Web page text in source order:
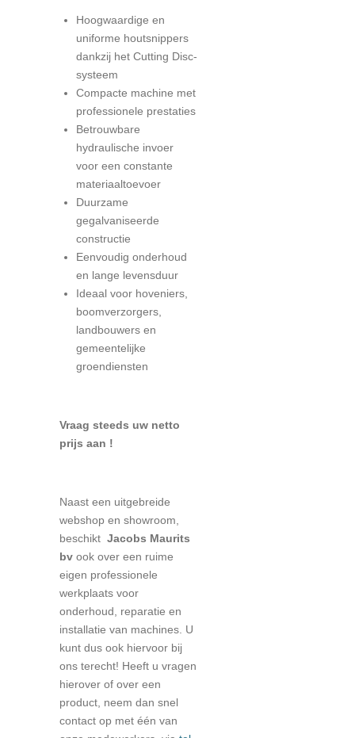
Hoogwaardige en
uniforme houtsnippers
dankzij het Cutting Disc-
systeem
Compacte machine met
professionele prestaties
Betrouwbare
hydraulische invoer
voor een constante
materiaaltoevoer
Duurzame
gegalvaniseerde
constructie
Eenvoudig onderhoud
en lange levensduur
Ideaal voor hoveniers,
boomverzorgers,
landbouwers en
gemeentelijke
groendiensten
Vraag steeds uw netto
prijs aan !
Naast een uitgebreide
webshop en showroom,
beschikt Jacobs Maurits
bv ook over een ruime
eigen professionele
werkplaats voor
onderhoud, reparatie en
installatie van machines. U
kunt dus ook hiervoor bij
ons terecht! Heeft u vragen
hierover of over een
product, neem dan snel
contact op met één van